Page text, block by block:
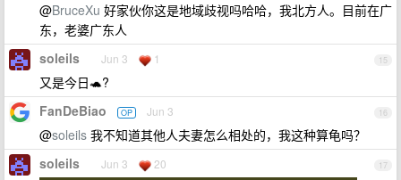
@BruceXu 好家伙你这是地域歧视吗哈哈，我北方人。目前在广
东，老婆广东人
15
soleils Jun 3 1
又是今日🐢?
16
FanDeBiao OP Jun 3
@soleils 我不知道其他人夫妻怎么相处的，我这种算龟吗？
17
soleils Jun 3 20